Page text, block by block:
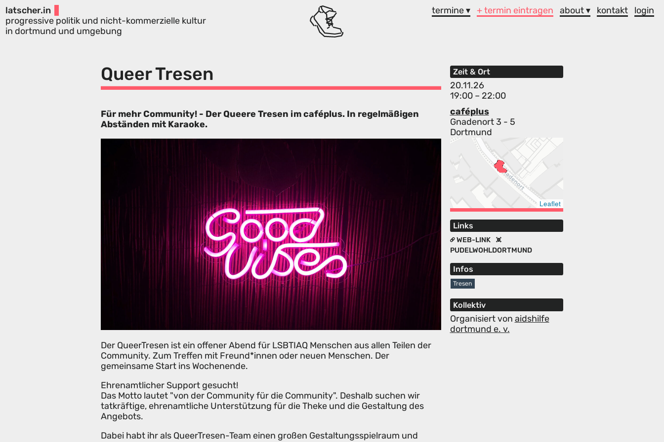
latscher.in
progressive politik und nicht-kommerzielle kultur
in dortmund und umgebung
termine ▾ + termin eintragen about ▾ kontakt login
Queer Tresen Zeit & Ort
20.11.26
19:00 – 22:00
caféplus
Gnadenort 3 - 5
Dortmund
Leaflet
Links
WEB-LINK
PUDELWOHLDORTMUND
Infos
Tresen
Kollektiv
Organisiert von aidshilfe
dortmund e. v.
Für mehr Community! - Der Queere Tresen im caféplus. In regelmäßigen
Abständen mit Karaoke.
Der QueerTresen ist ein offener Abend für LSBTIAQ Menschen aus allen Teilen der
Community. Zum Treffen mit Freund*innen oder neuen Menschen. Der
gemeinsame Start ins Wochenende.
Ehrenamtlicher Support gesucht!
Das Motto lautet "von der Community für die Community". Deshalb suchen wir
tatkräftige, ehrenamtliche Unterstützung für die Theke und die Gestaltung des
Angebots.
Dabei habt ihr als QueerTresen-Team einen großen Gestaltungsspielraum und